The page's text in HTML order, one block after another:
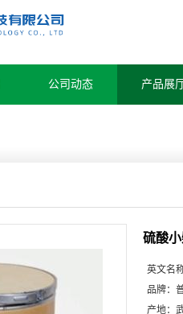
公司动态 产品展
硫酸
英文名称
品牌：
产地：